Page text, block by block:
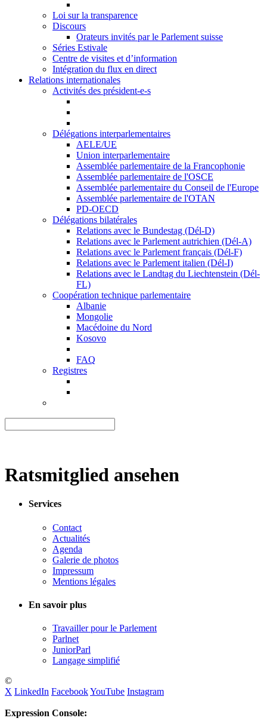
Loi sur la transparence
Discours
Orateurs invités par le Parlement suisse
Séries Estivale
Centre de visites et d’information
Intégration du flux en direct
Relations internationales
Activités des président-e-s
Délégations interparlementaires
AELE/UE
Union interparlementaire
Assemblée parlementaire de la Francophonie
Assemblée parlementaire de l'OSCE
Assemblée parlementaire du Conseil de l'Europe
Assemblée parlementaire de l'OTAN
PD-OECD
Délégations bilatérales
Relations avec le Bundestag (Dél-D)
Relations avec le Parlement autrichien (Dél-A)
Relations avec le Parlement français (Dél-F)
Relations avec le Parlement italien (Dél-I)
Relations avec le Landtag du Liechtenstein (Dél-
FL)
Coopération technique parlementaire
Albanie
Mongolie
Macédoine du Nord
Kosovo
FAQ
Registres
Ratsmitglied ansehen
Services
Contact
Actualités
Agenda
Galerie de photos
Impressum
Mentions légales
En savoir plus
Travailler pour le Parlement
Parlnet
JuniorParl
Langage simplifié
©
X LinkedIn FacebookYouTube Instagram
Expression Console: